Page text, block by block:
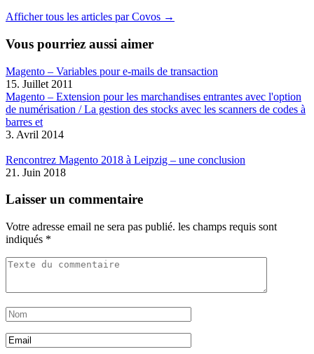
Afficher tous les articles par Covos →
Vous pourriez aussi aimer
Magento – Variables pour e-mails de transaction
15. Juillet 2011
Magento – Extension pour les marchandises entrantes avec l'option
de numérisation / La gestion des stocks avec les scanners de codes à
barres et
3. Avril 2014
Rencontrez Magento 2018 à Leipzig – une conclusion
21. Juin 2018
Laisser un commentaire
Votre adresse email ne sera pas publié. les champs requis sont
indiqués *